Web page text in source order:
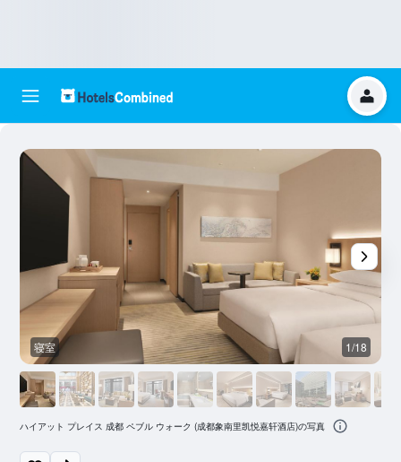
寝室 1/18
ハイアット プレイス 成都 ペブル ウォーク (成都象南里凯悦嘉轩酒店)の写真